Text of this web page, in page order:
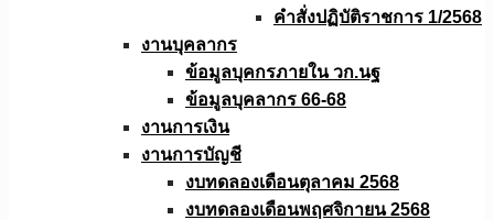
คำสั่งปฏิบัติราชการ 1/2568
งานบุคลากร
ข้อมูลบุคกรภายใน วก.นฐ
ข้อมูลบุคลากร 66-68
งานการเงิน
งานการบัญชี
งบทดลองเดือนตุลาคม 2568
งบทดลองเดือนพฤศจิกายน 2568